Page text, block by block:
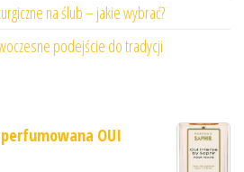
na ślub – jakie wybrać?
podejście do tradycji
perfumowana OUI